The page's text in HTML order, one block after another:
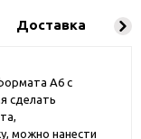
Доставка
А6 с
сделать
можно нанести